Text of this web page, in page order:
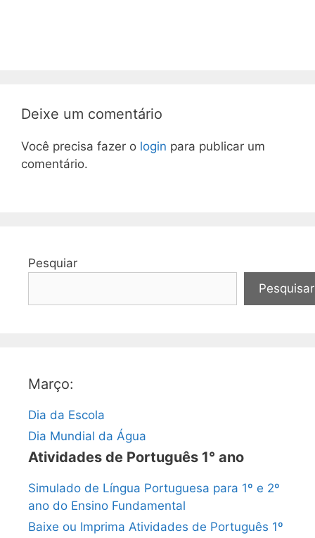
Deixe um comentário
Você precisa fazer o login para publicar um
comentário.
Pesquiar
Pesquisar
Março:
Dia da Escola
Dia Mundial da Água
Atividades de Português 1° ano
Simulado de Língua Portuguesa para 1º e 2º
ano do Ensino Fundamental
Baixe ou Imprima Atividades de Português 1º